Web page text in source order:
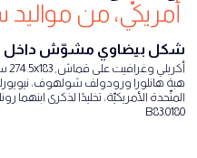
أمريكيّ، من مواليد سنة
شكل بيضاوي مشوّش داخل
أكريلي وغرافيت على قماش, 274.5x183 سم
هبة هانلورا ورودولف شولهوف،
المتّحدة الأمريكيّة، تخليدًا لذكرى ابنهما
B83.0180